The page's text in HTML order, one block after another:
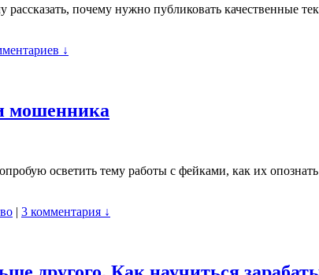
рассказать, почему нужно публиковать качественные
↓
мошенника
осветить тему работы с фейками, как их
| 3 комментария ↓